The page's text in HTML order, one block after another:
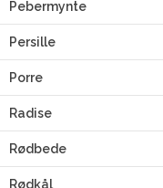
Pebermynte
Persille
Porre
Radise
Rødbede
Rødkål